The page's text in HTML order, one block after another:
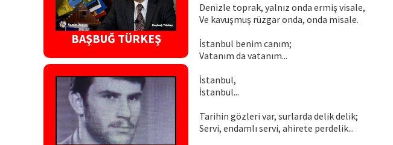
BAŞBUĞ TÜRKEŞ
Denizle toprak, yalnız onda ermiş visale,
Ve kavuşmuş rüzgar onda, onda misale.
İstanbul benim canım;
Vatanım da vatanım...
İstanbul,
İstanbul...
Tarihin gözleri var, surlarda delik delik;
Servi, endamlı servi, ahirete perdelik...